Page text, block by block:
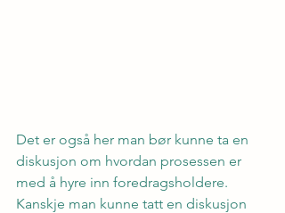
Det er også her man bør kunne ta en
diskusjon om hvordan prosessen er
med å hyre inn foredragsholdere.
Kanskje man kunne tatt en diskusjon